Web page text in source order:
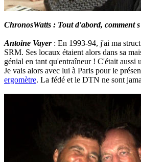
ChronosWatts : Tout d'abord, comment
Antoine Vayer: En 1993-94, j'ai ma
SRM. Ses locaux étaient alors dans sa
génial en tant qu'entraîneur ! C'était aussi
Je vais alors avec lui à Paris pour le
ergomètre. La fédé et le DTN ne sont